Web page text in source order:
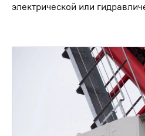
электрической или